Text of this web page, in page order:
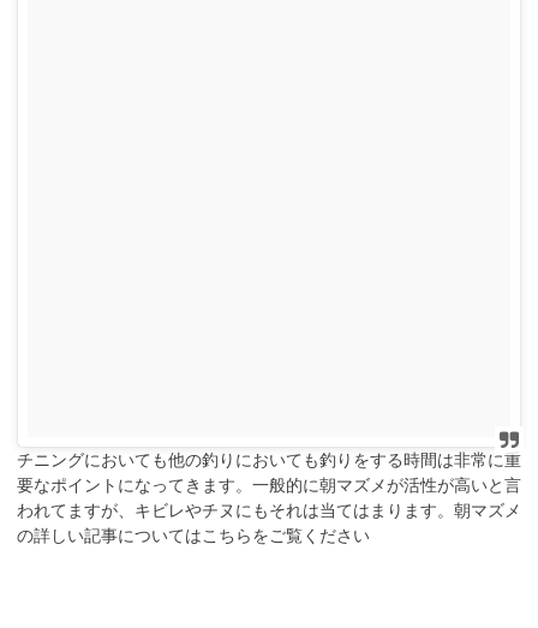
チニングにおいても他の釣りにおいても釣りをする時間は非常に重
要なポイントになってきます。一般的に朝マズメが活性が高いと言
われてますが、キビレやチヌにもそれは当てはまります。朝マズメ
の詳しい記事についてはこちらをご覧ください